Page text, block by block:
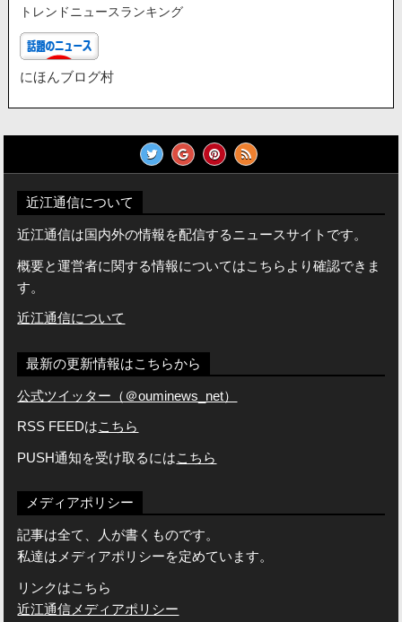
トレンドニュースランキング
にほんブログ村
近江通信について
近江通信は国内外の情報を配信するニュースサイトです。
概要と運営者に関する情報についてはこちらより確認できま
す。
近江通信について
最新の更新情報はこちらから
公式ツイッター（＠ouminews_net）
RSS FEEDはこちら
PUSH通知を受け取るにはこちら
メディアポリシー
記事は全て、人が書くものです。
私達はメディアポリシーを定めています。
リンクはこちら
近江通信メディアポリシー